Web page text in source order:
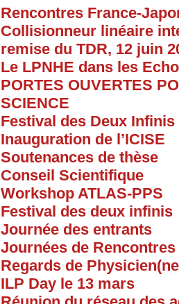
Rencontres France-
Collisionneur linéaire
remise du TDR, 12 juin
Le LPNHE dans les
PORTES OUVERTES
SCIENCE
Festival des Deux Infinis
Inauguration de l’ICISE
Soutenances de thèse
Conseil Scientifique
Workshop ATLAS-PPS
Festival des deux infinis
Journée des entrants
Journées de
Regards de
ILP Day le 13 mars